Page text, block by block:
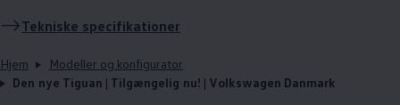
Tekniske specifikationer
Hjem
Modeller og konfigurator
Den nye Tiguan | Tilgængelig nu! | Volkswagen Danmark